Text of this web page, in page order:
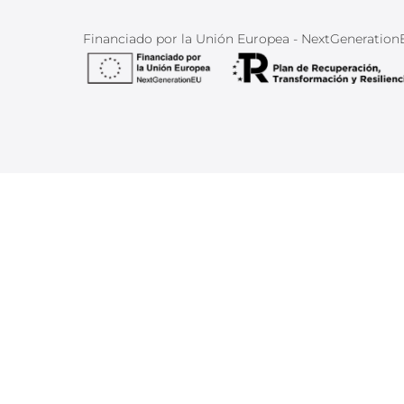
Financiado por la Unión Europea -